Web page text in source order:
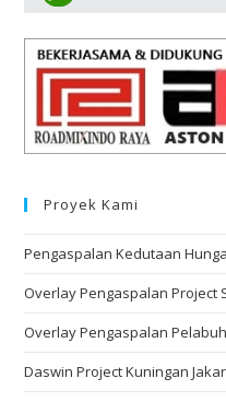
Proyek Kami
Pengaspalan Kedutaan
Overlay Pengaspalan Project
Overlay Pengaspalan
Daswin Project Kuningan